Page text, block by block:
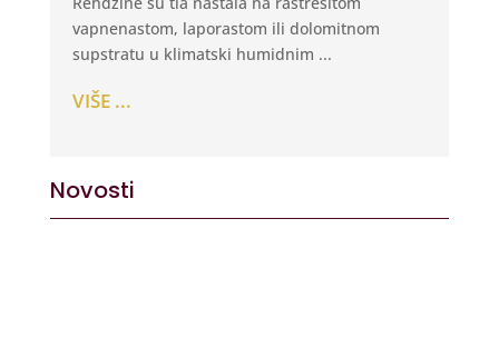
vapnenastom, laporastom ili dolomitnom
supstratu u klimatski humidnim ...
VIŠE ...
Novosti